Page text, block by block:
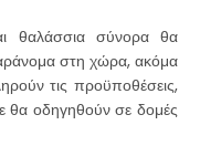
θαλάσσια σύνορα θα
στη χώρα, ακόμα
τις προϋποθέσεις,
θα οδηγηθούν σε δομές